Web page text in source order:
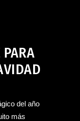
del año
más